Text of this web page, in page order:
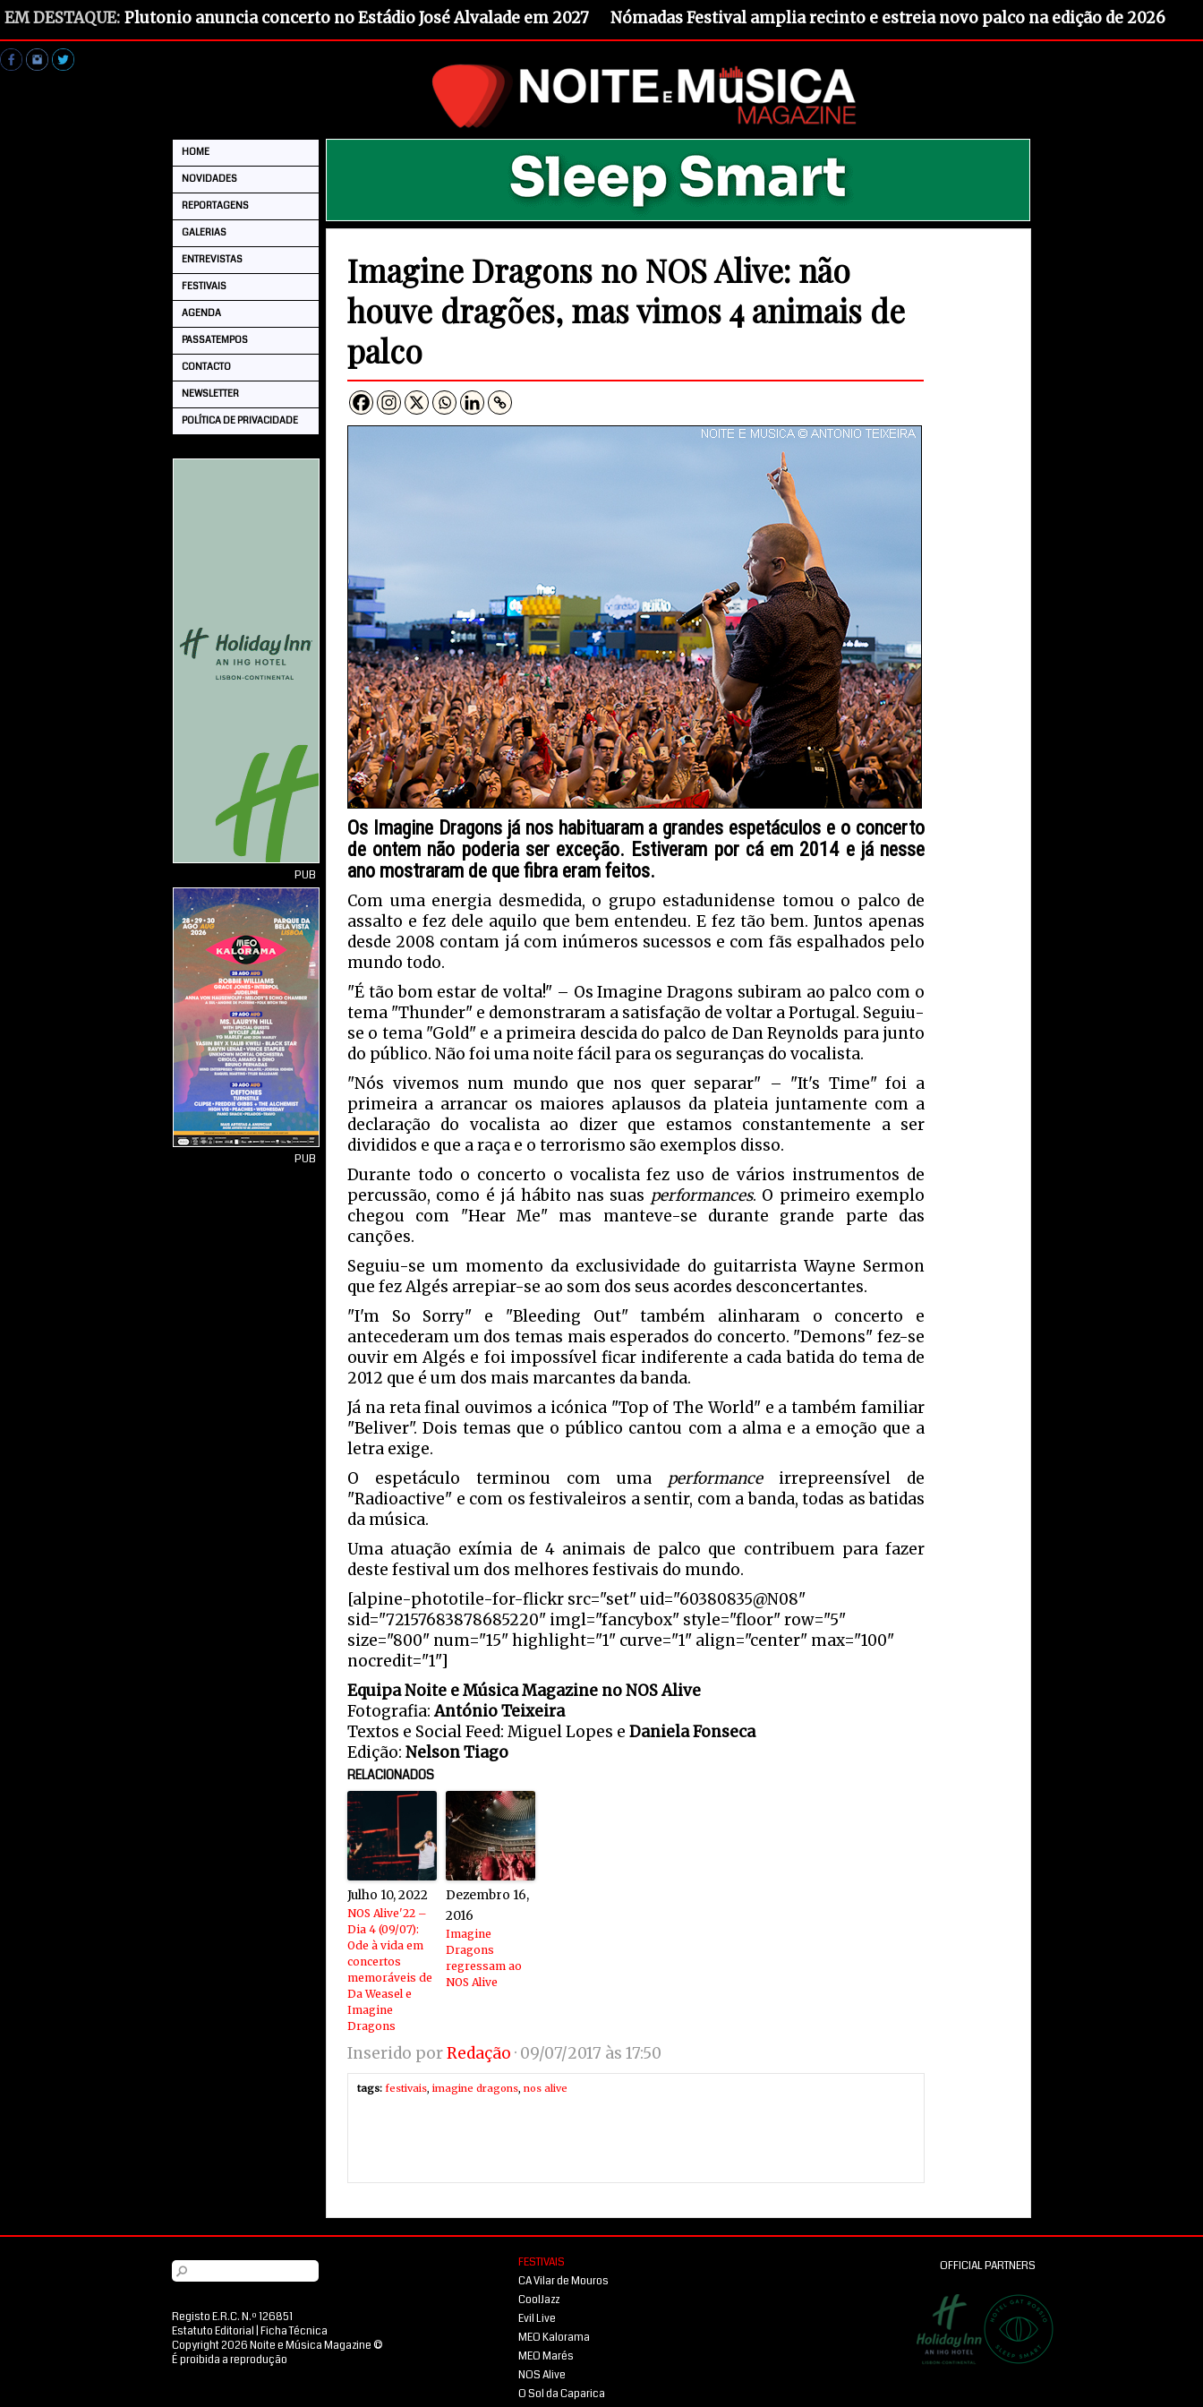
EM DESTAQUE: Plutonio anuncia concerto no Estádio José Alvalade em 2027 Nómadas Festival amplia recinto e estreia novo palco na edição de 2026
HOME
NOVIDADES
REPORTAGENS
GALERIAS
ENTREVISTAS
FESTIVAIS
AGENDA
PASSATEMPOS
CONTACTO
NEWSLETTER
POLÍTICA DE PRIVACIDADE
PUB
PUB
Imagine Dragons no NOS Alive: não
houve dragões, mas vimos 4 animais de
palco
Os Imagine Dragons já nos habituaram a grandes espetáculos e o concerto
de ontem não poderia ser exceção. Estiveram por cá em 2014 e já nesse
ano mostraram de que fibra eram feitos.
Com uma energia desmedida, o grupo estadunidense tomou o palco de
assalto e fez dele aquilo que bem entendeu. E fez tão bem. Juntos apenas
desde 2008 contam já com inúmeros sucessos e com fãs espalhados pelo
mundo todo.
"É tão bom estar de volta!" – Os Imagine Dragons subiram ao palco com o
tema "Thunder" e demonstraram a satisfação de voltar a Portugal. Seguiu-
se o tema "Gold" e a primeira descida do palco de Dan Reynolds para junto
do público. Não foi uma noite fácil para os seguranças do vocalista.
"Nós vivemos num mundo que nos quer separar" – "It's Time" foi a
primeira a arrancar os maiores aplausos da plateia juntamente com a
declaração do vocalista ao dizer que estamos constantemente a ser
divididos e que a raça e o terrorismo são exemplos disso.
Durante todo o concerto o vocalista fez uso de vários instrumentos de
percussão, como é já hábito nas suas performances. O primeiro exemplo
chegou com "Hear Me" mas manteve-se durante grande parte das
canções.
Seguiu-se um momento da exclusividade do guitarrista Wayne Sermon
que fez Algés arrepiar-se ao som dos seus acordes desconcertantes.
"I'm So Sorry" e "Bleeding Out" também alinharam o concerto e
antecederam um dos temas mais esperados do concerto. "Demons" fez-se
ouvir em Algés e foi impossível ficar indiferente a cada batida do tema de
2012 que é um dos mais marcantes da banda.
Já na reta final ouvimos a icónica "Top of The World" e a também familiar
"Beliver". Dois temas que o público cantou com a alma e a emoção que a
letra exige.
O espetáculo terminou com uma performanceirrepreensível de
"Radioactive" e com os festivaleiros a sentir, com a banda, todas as batidas
da música.
Uma atuação exímia de 4 animais de palco que contribuem para fazer
deste festival um dos melhores festivais do mundo.
[alpine-phototile-for-flickr src="set" uid="60380835@N08"
sid="72157683878685220" imgl="fancybox" style="floor" row="5"
size="800" num="15" highlight="1" curve="1" align="center" max="100"
nocredit="1"]
Equipa Noite e Música Magazine no NOS Alive
Fotografia:António Teixeira
Textos e Social Feed: Miguel Lopes e Daniela Fonseca
Edição: Nelson Tiago
RELACIONADOS
Julho 10, 2022
NOS Alive'22 –
Dia 4 (09/07):
Ode à vida em
concertos
memoráveis de
Da Weasel e
Imagine
Dragons
Dezembro 16,
2016
Imagine
Dragons
regressam ao
NOS Alive
Inserido porRedação · 09/07/2017 às 17:50
tags: festivais, imagine dragons, nos alive
Registo E.R.C. N.º 126851
Estatuto Editorial Ficha Técnica
Copyright 2026 Noite e Música Magazine ©
É proibida a reprodução
OFFICIAL PARTNERS
FESTIVAIS
CA Vilar de Mouros
CoolJazz
Evil Live
MEO Kalorama
MEO Marés
NOS Alive
O Sol da Caparica